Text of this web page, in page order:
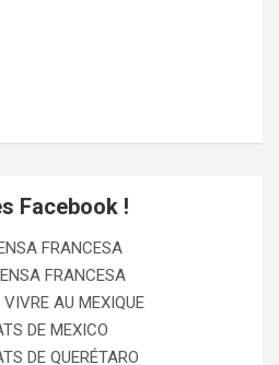
Facebook !
FRANCESA
FRANCESA
AU MEXIQUE
DE MEXICO
DE QUERÉTARO